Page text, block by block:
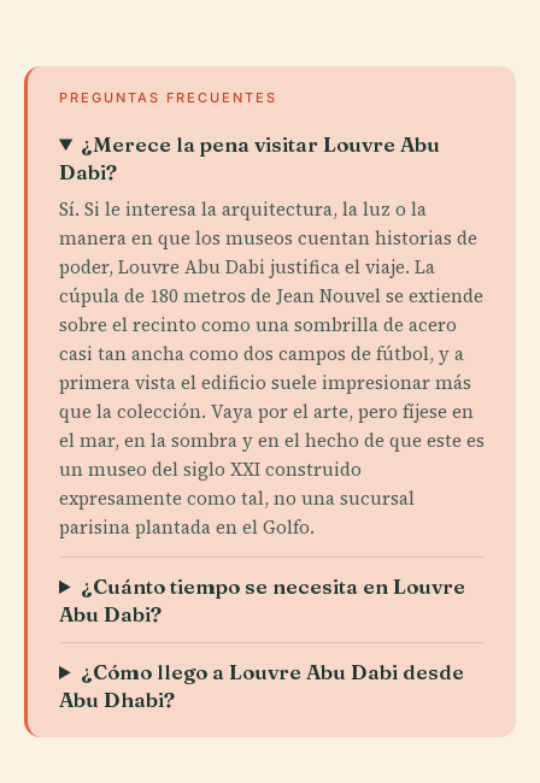
PREGUNTAS FRECUENTES
¿Merece la pena visitar Louvre Abu
Dabi?
Sí. Si le interesa la arquitectura, la luz o la
manera en que los museos cuentan historias de
poder, Louvre Abu Dabi justifica el viaje. La
cúpula de 180 metros de Jean Nouvel se extiende
sobre el recinto como una sombrilla de acero
casi tan ancha como dos campos de fútbol, y a
primera vista el edificio suele impresionar más
que la colección. Vaya por el arte, pero fíjese en
el mar, en la sombra y en el hecho de que este es
un museo del siglo XXI construido
expresamente como tal, no una sucursal
parisina plantada en el Golfo.
¿Cuánto tiempo se necesita en Louvre
Abu Dabi?
¿Cómo llego a Louvre Abu Dabi desde
Abu Dhabi?